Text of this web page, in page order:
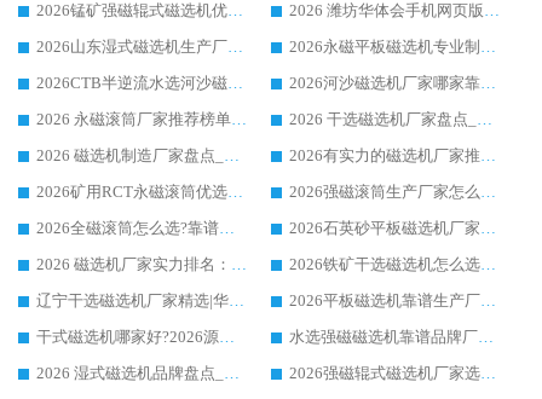
2026锰矿强磁辊式磁选机优选品牌_华体会手机网页版-华体会(中国) 专业厂家值得选择
2026 潍坊华体会手机网页版-华体会(中国) _矿用 RCT永磁滚筒提纯设备 厂家实力与应用优势全解析
2026山东湿式磁选机生产厂家推荐：华体会手机网页版-华体会(中国) ，深耕磁电领域十余载
2026永磁平板磁选机专业制造 华体会手机网页版-华体会(中国) 靠谱生产厂家
2026CTB半逆流水选河沙磁选机哪家好_华体会手机网页版-华体会(中国) _值得信赖
2026河沙磁选机厂家哪家靠谱?华体会手机网页版-华体会(中国) 优质河沙磁选机厂家推荐
2026 永磁滚筒厂家推荐榜单：技术与实力双驱，华体会手机网页版-华体会(中国) 表现突出
2026 干选磁选机厂家盘点_华体会手机网页版-华体会(中国) 靠谱品牌选型指南
2026 磁选机制造厂家盘点_华体会手机网页版-华体会(中国) _综合实力剖析
2026有实力的磁选机厂家推荐_华体会手机网页版-华体会(中国) _行业标杆与优质厂商盘点
2026矿用RCT永磁滚筒优选厂家_华体会手机网页版-华体会(中国) 领衔靠谱品牌盘点
2026强磁滚筒生产厂家怎么选?行业口碑推荐华体会手机网页版-华体会(中国)
2026全磁滚筒怎么选?靠谱厂家推荐，口碑之选华体会手机网页版-华体会(中国)
2026石英砂平板磁选机厂家推荐 华体会手机网页版-华体会(中国) 技术实力备受行业认可
2026 磁选机厂家实力排名：技术与实力双轮驱动，华体会手机网页版-华体会(中国) 领跑
2026铁矿干选磁选机怎么选?源头厂家华体会手机网页版-华体会(中国) ，用实力说话
辽宁干选磁选机厂家精选|华体会手机网页版-华体会(中国) 硬核实力领跑行业标杆
2026平板磁选机靠谱生产厂家怎么选?行业标杆华体会手机网页版-华体会(中国) ，凭硬实力脱颖而出
干式磁选机哪家好?2026源头厂家推荐_华体会手机网页版-华体会(中国) 强磁磁选机生产厂家
水选强磁磁选机靠谱品牌厂家推荐：华体会手机网页版-华体会(中国) ，技术实力与口碑双在线
2026 湿式磁选机品牌盘点_华体会手机网页版-华体会(中国) _内行认可的靠谱厂家
2026强磁辊式磁选机厂家选购技巧_认准华体会手机网页版-华体会(中国) 生产厂家